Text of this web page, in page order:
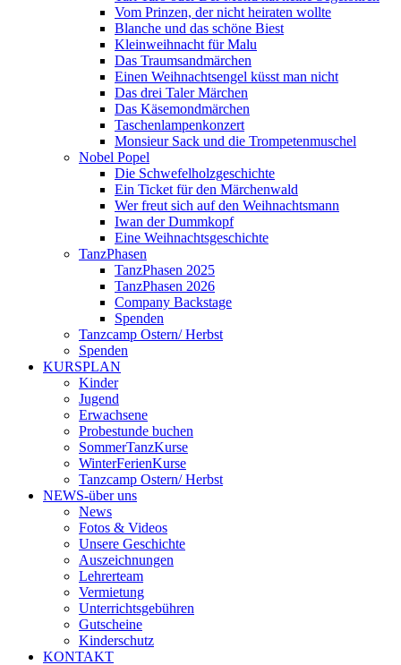
Vom Prinzen, der nicht heiraten wollte
Blanche und das schöne Biest
Kleinweihnacht für Malu
Das Traumsandmärchen
Einen Weihnachtsengel küsst man nicht
Das drei Taler Märchen
Das Käsemondmärchen
Taschenlampenkonzert
Monsieur Sack und die Trompetenmuschel
Nobel Popel
Die Schwefelholzgeschichte
Ein Ticket für den Märchenwald
Wer freut sich auf den Weihnachtsmann
Iwan der Dummkopf
Eine Weihnachtsgeschichte
TanzPhasen
TanzPhasen 2025
TanzPhasen 2026
Company Backstage
Spenden
Tanzcamp Ostern/ Herbst
Spenden
KURSPLAN
Kinder
Jugend
Erwachsene
Probestunde buchen
SommerTanzKurse
WinterFerienKurse
Tanzcamp Ostern/ Herbst
NEWS-über uns
News
Fotos & Videos
Unsere Geschichte
Auszeichnungen
Lehrerteam
Vermietung
Unterrichtsgebühren
Gutscheine
Kinderschutz
KONTAKT